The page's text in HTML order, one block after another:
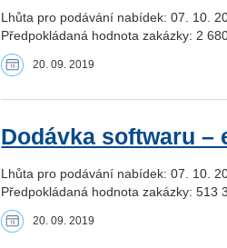
Lhůta pro podávání nabídek: 07. 10.
Předpokládaná hodnota zakázky: 2
20. 09. 2019
Dodávka softwaru –
Lhůta pro podávání nabídek: 07. 10.
Předpokládaná hodnota zakázky: 513
20. 09. 2019